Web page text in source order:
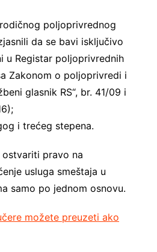
poljoprivrednog
da se bavi isključivo
u Registar poljoprivrednih
Zakonom o poljoprivredi i
glasnik RS“, br. 41/09 i
i trećeg stepena.
ostvariti pravo na
usluga smeštaja u
samo po jednom osnovu.
možete preuzeti ako